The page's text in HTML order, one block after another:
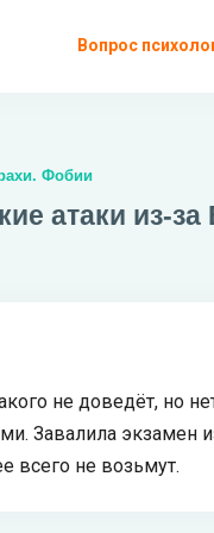
Вопрос
Фобии
атаки из-за
не доведёт, но
Завалила экзамен
всего не возьмут.